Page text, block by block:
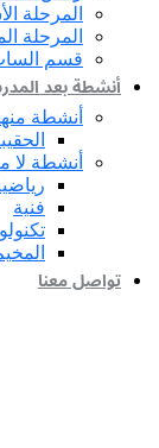
المرحلة
المرحلة
قسم
أنشطة بعد
أنشطة
أنشطة لا
فنية
تواصل معنا